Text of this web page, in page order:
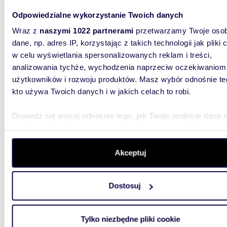
Odpowiedzialne wykorzystanie Twoich danych
Wraz z naszymi 1022 partnerami przetwarzamy Twoje
dane, np. adres IP, korzystając z takich technologii jak pliki
w celu wyświetlania spersonalizowanych reklam i treści,
analizowania tychże, wychodzenia naprzeciw oczekiwaniom
użytkowników i rozwoju produktów. Masz wybór odnośnie
kto używa Twoich danych i w jakich celach to robi.
Dowiedz się więcej odnośnie tego, jak Twoje osobiste dane
szczegółów. W Deklaracji plików cookie możesz zmienić
wycofać swoją zgodę w dowolnej chwili.
aby oferować funkcje społecznościowe i analizować ruch w
witrynie. Informacje o tym, jak korzystasz z naszej witryny,
analitycznym. Partnerzy mogą połączyć te informacje z
Akceptuj
Dostosuj
Tylko niezbędne pliki cookie
Nowoczesne biuro 204 m² z możliwością
lokal